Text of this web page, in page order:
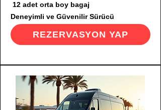
12 adet orta boy bagaj
Deneyimli ve Güvenilir Sürücü
REZERVASYON YAP